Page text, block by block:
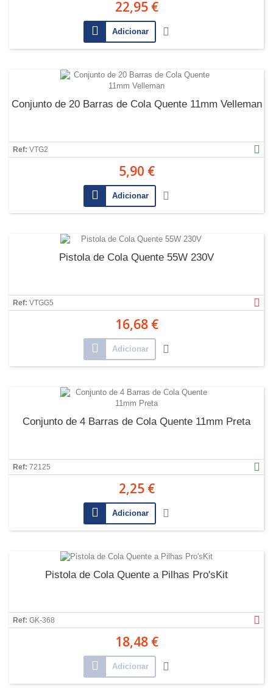
22,95 €
Adicionar
Conjunto de 20 Barras de Cola Quente 11mm Velleman
Ref: VTG2
5,90 €
Adicionar
Pistola de Cola Quente 55W 230V
Ref: VTGG5
16,68 €
Adicionar
Conjunto de 4 Barras de Cola Quente 11mm Preta
Ref: 72125
2,25 €
Adicionar
Pistola de Cola Quente a Pilhas Pro'sKit
Ref: GK-368
18,48 €
Adicionar